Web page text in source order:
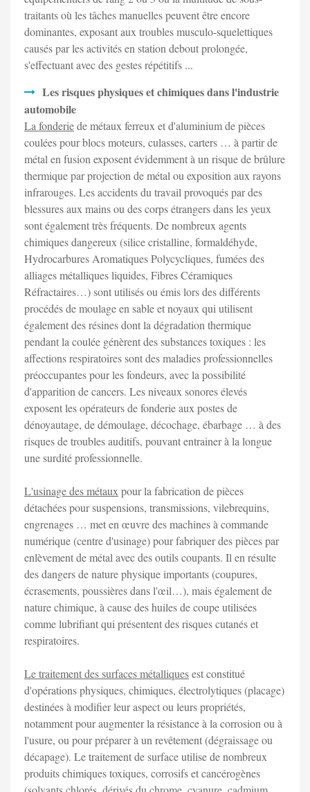
traitants où les tâches manuelles peuvent être encore
dominantes, exposant aux troubles musculo-squelettiques
causés par les activités en station debout prolongée,
s'effectuant avec des gestes répétitifs ...
Les risques physiques et chimiques dans l'industrie
automobile
La fonderiede métaux ferreux et d'aluminium de pièces
coulées pour blocs moteurs, culasses, carters … à partir de
métal en fusion exposent évidemment à un risque de brûlure
thermique par projection de métal ou exposition aux rayons
infrarouges. Les accidents du travail provoqués par des
blessures aux mains ou des corps étrangers dans les yeux
sont également très fréquents. De nombreux agents
chimiques dangereux (silice cristalline, formaldéhyde,
Hydrocarbures Aromatiques Polycycliques, fumées des
alliages métalliques liquides, Fibres Céramiques
Réfractaires…) sont utilisés ou émis lors des différents
procédés de moulage en sable et noyaux qui utilisent
également des résines dont la dégradation thermique
pendant la coulée génèrent des substances toxiques : les
affections respiratoires sont des maladies professionnelles
préoccupantes pour les fondeurs, avec la possibilité
d'apparition de cancers. Les niveaux sonores élevés
exposent les opérateurs de fonderie aux postes de
dénoyautage, de démoulage, décochage, ébarbage … à des
risques de troubles auditifs, pouvant entrainer à la longue
une surdité professionnelle.
L'usinage des métauxpour la fabrication de pièces
détachées pour suspensions, transmissions, vilebrequins,
engrenages … met en œuvre des machines à commande
numérique (centre d'usinage) pour fabriquer des pièces par
enlèvement de métal avec des outils coupants. Il en résulte
des dangers de nature physique importants (coupures,
écrasements, poussières dans l'œil…), mais également de
nature chimique, à cause des huiles de coupe utilisées
comme lubrifiant qui présentent des risques cutanés et
respiratoires.
Le traitement des surfaces métalliquesest constitué
d'opérations physiques, chimiques, électrolytiques (placage)
destinées à modifier leur aspect ou leurs propriétés,
notamment pour augmenter la résistance à la corrosion ou à
l'usure, ou pour préparer à un revêtement (dégraissage ou
décapage). Le traitement de surface utilise de nombreux
produits chimiques toxiques, corrosifs et cancérogènes